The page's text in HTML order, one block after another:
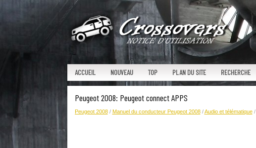
ACCUEIL NOUVEAU TOP PLAN DU SITE RECHERCHE
Peugeot 2008: Peugeot connect APPS
Peugeot 2008/ Manuel du conducteur Peugeot 2008/Audio et télématique/